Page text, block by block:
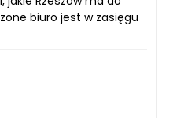
biuro jest w zasięgu